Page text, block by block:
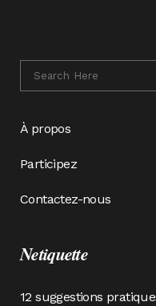
À propos
Participez
Contactez-nous
Netiquette
12 suggestions